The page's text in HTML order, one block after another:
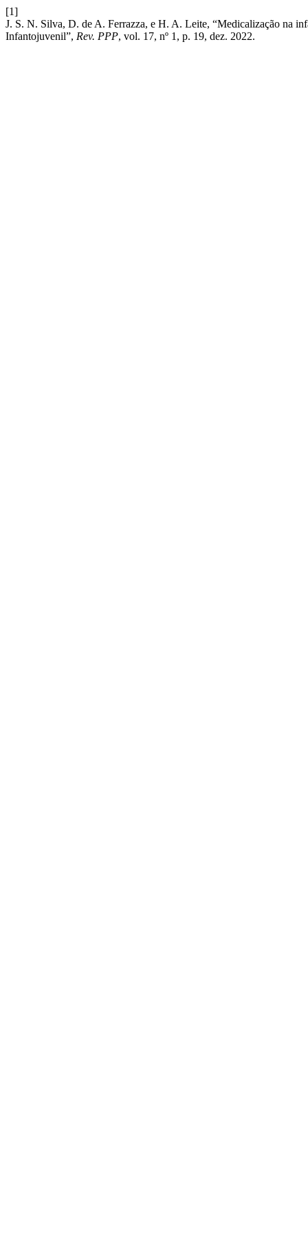
[1]
J. S. N. Silva, D. de A. Ferrazza, e H. A. Leite, “Medicalização na
Infantojuvenil”, Rev. PPP, vol. 17, nº 1, p. 19, dez. 2022.